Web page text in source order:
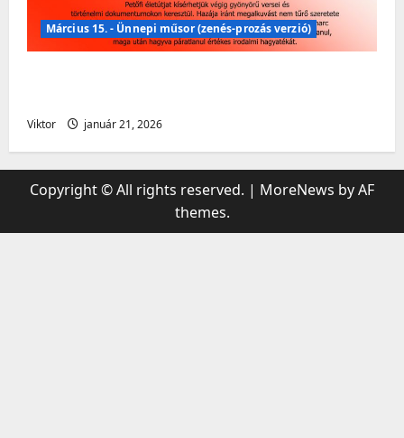
Március 15. - Ünnepi műsor (zenés-prozás verzió)
Viktor január 21, 2026
Copyright © All rights reserved. | MoreNews by AF
themes.